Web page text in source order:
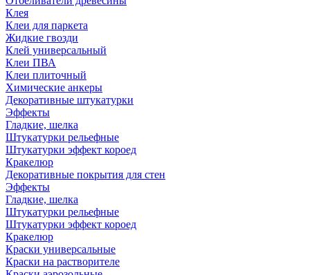
Клея
Клеи для паркета
Жидкие гвозди
Клей универсальный
Клеи ПВА
Клеи плиточный
Химические анкеры
Декоративные штукатурки
Эффекты
Гладкие, шелка
Штукатурки рельефные
Штукатурки эффект короед
Кракелюр
Декоративные покрытия для стен
Эффекты
Гладкие, шелка
Штукатурки рельефные
Штукатурки эффект короед
Кракелюр
Краски универсальные
Краски на растворителе